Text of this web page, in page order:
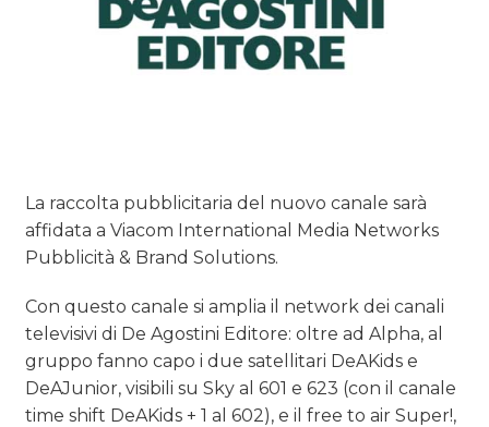
La raccolta pubblicitaria del nuovo canale sarà
affidata a Viacom International Media Networks
Pubblicità & Brand Solutions.
Con questo canale si amplia il network dei canali
televisivi di De Agostini Editore: oltre ad Alpha, al
gruppo fanno capo i due satellitari DeAKids e
DeAJunior, visibili su Sky al 601 e 623 (con il canale
time shift DeAKids + 1 al 602), e il free to air Super!,